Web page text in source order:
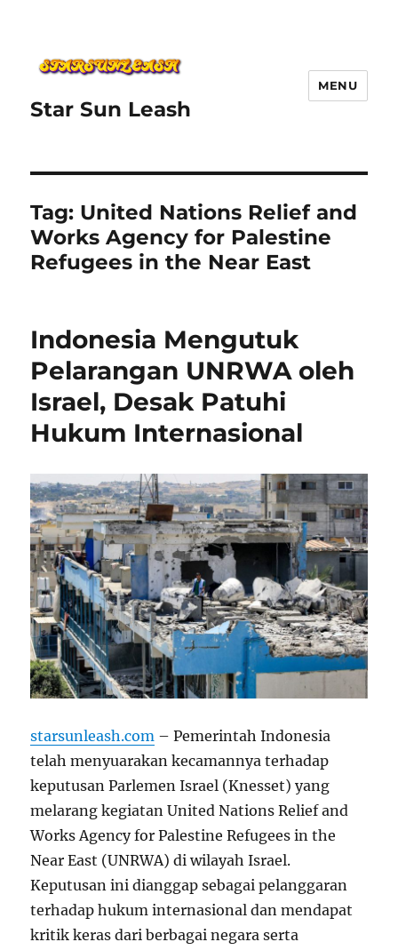
Star Sun Leash
MENU
Tag: United Nations Relief and
Works Agency for Palestine
Refugees in the Near East
Indonesia Mengutuk
Pelarangan UNRWA oleh
Israel, Desak Patuhi
Hukum Internasional
starsunleash.com – Pemerintah Indonesia
telah menyuarakan kecamannya terhadap
keputusan Parlemen Israel (Knesset) yang
melarang kegiatan United Nations Relief and
Works Agency for Palestine Refugees in the
Near East (UNRWA) di wilayah Israel.
Keputusan ini dianggap sebagai pelanggaran
terhadap hukum internasional dan mendapat
kritik keras dari berbagai negara serta